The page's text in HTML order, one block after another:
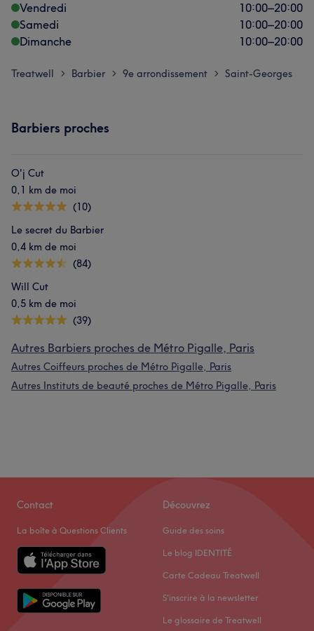
Vendredi
10:00–20:00
Samedi
10:00–20:00
Dimanche
10:00–20:00
Treatwell > Barbier > 9e arrondissement > Saint-Georges
Barbiers proches
O'j Cut
0,1 km de moi
(10)
Le secret du Barbier
0,4 km de moi
(84)
Will Cut
0,5 km de moi
(39)
Autres Barbiers proches de Métro Pigalle, Paris
Autres Coiffeurs proches de Métro Pigalle, Paris
Autres Instituts de beauté proches de Métro Pigalle, Paris
Contact
La boîte à Questions Clients
Découvrez
Guide des soins
Le blog IDENTITÉ
Carte Cadeau Treatwell
S'inscrire à la newsletter
Le glossaire de Treatwell